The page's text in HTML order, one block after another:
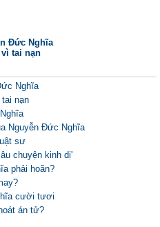
Đức Nghĩa
tai nạn
Nghĩa
nạn
Nguyễn Đức Nghĩa
sư
chuyện kinh dị'
phải hoãn?
cười tươi
án tử?